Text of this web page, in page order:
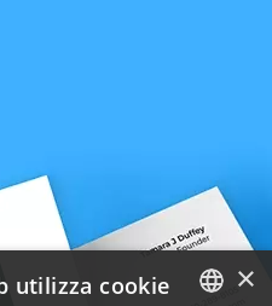
×
utilizza cookie